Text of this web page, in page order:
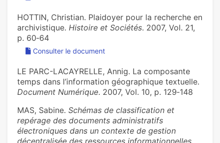
HOTTIN, Christian. Plaidoyer pour la recherche en
archivistique. Histoire et Sociétés. 2007, Vol. 21,
p. 60‑64
Consulter le document
LE PARC-LACAYRELLE, Annig. La composante
temps dans l’information géographique textuelle.
Document Numérique. 2007, Vol. 10, p. 129‑148
MAS, Sabine. Schémas de classification et
repérage des documents administratifs
électroniques dans un contexte de gestion